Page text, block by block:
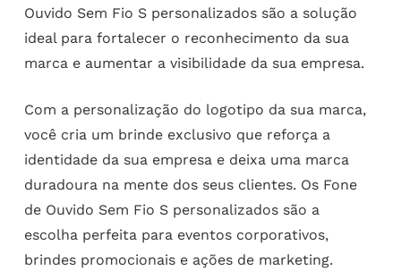
Ouvido Sem Fio S personalizados são a solução
ideal para fortalecer o reconhecimento da sua
marca e aumentar a visibilidade da sua empresa.
Com a personalização do logotipo da sua marca,
você cria um brinde exclusivo que reforça a
identidade da sua empresa e deixa uma marca
duradoura na mente dos seus clientes. Os Fone
de Ouvido Sem Fio S personalizados são a
escolha perfeita para eventos corporativos,
brindes promocionais e ações de marketing.